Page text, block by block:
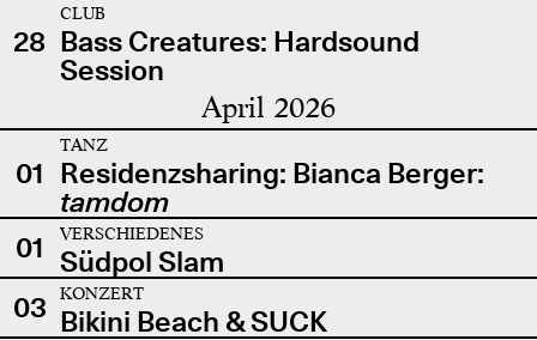
28
CLUB
Bass Creatures: Hardsound
Session
April 2026
01
TANZ
Residenzsharing: Bianca Berger:
tamdom
01
VERSCHIEDENES
Südpol Slam
03
KONZERT
Bikini Beach & SUCK